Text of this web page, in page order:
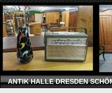
ANTIK HALLE DRESDEN